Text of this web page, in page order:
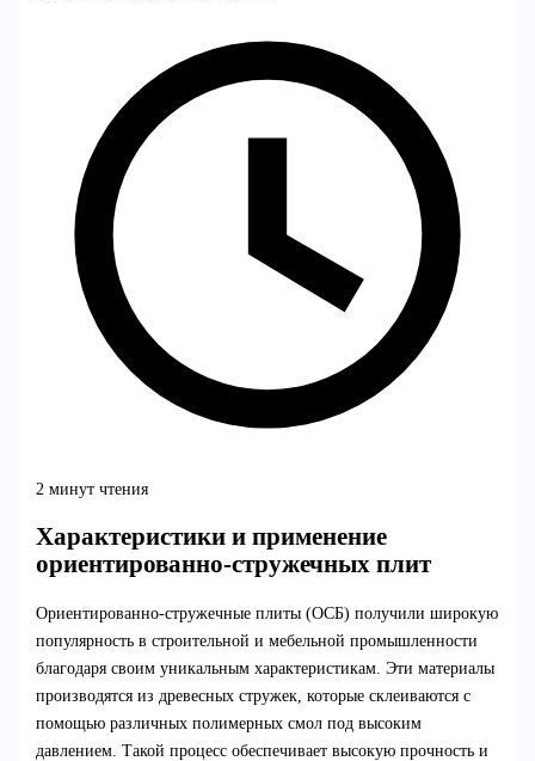
2 минут чтения
Характеристики и применение
ориентированно-стружечных плит
Ориентированно-стружечные плиты (ОСБ) получили широкую
популярность в строительной и мебельной промышленности
благодаря своим уникальным характеристикам. Эти материалы
производятся из древесных стружек, которые склеиваются с
помощью различных полимерных смол под высоким
давлением. Такой процесс обеспечивает высокую прочность и